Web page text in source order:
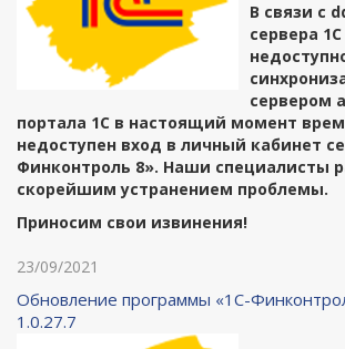
В связи с
сервера
сервером
портала 1С в настоящий момент
недоступен вход в личный кабинет
Финконтроль 8». Наши специалисты
скорейшим устранением проблемы.
Приносим свои извинения!
23/09/2021
Обновление программы «1С-
1.0.27.7